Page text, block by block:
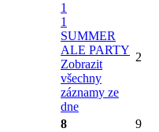
1
1
SUMMER
ALE PARTY
Zobrazit
všechny
záznamy ze
dne
2
8
9